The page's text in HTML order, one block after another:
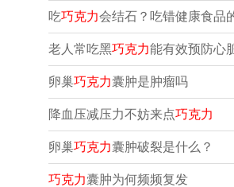
吃巧克力会结石？吃错健康食品
老人常吃黑巧克力能有效预防心
卵巢巧克力囊肿是肿瘤吗
降血压减压力不妨来点巧克力
卵巢巧克力囊肿破裂是什么？
巧克力囊肿为何频频复发